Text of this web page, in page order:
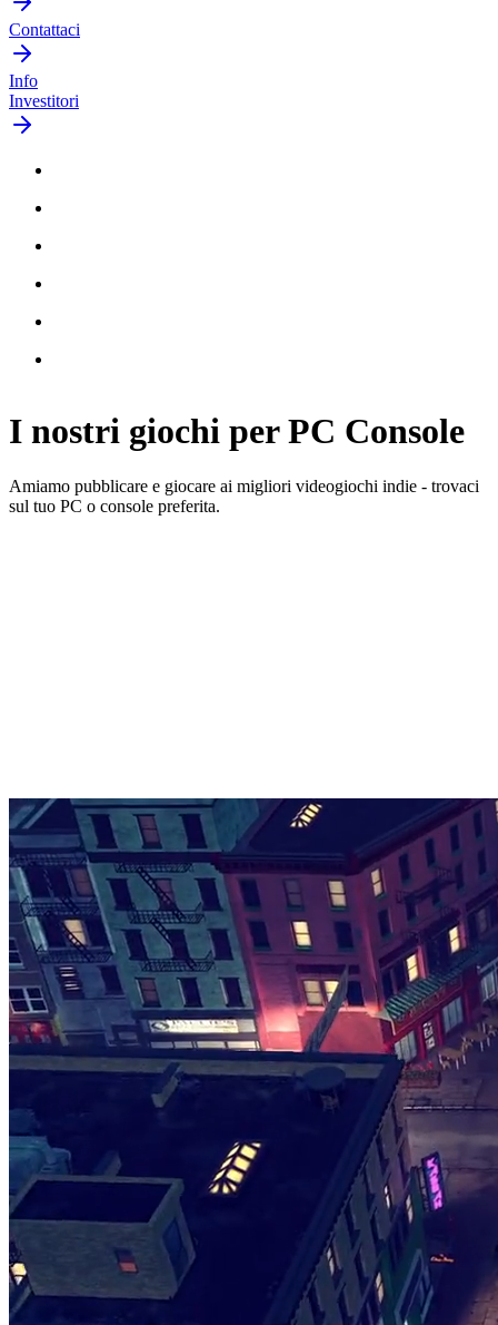
Contattaci
Info
Investitori
I nostri giochi perPC Console
Amiamo pubblicare e giocare ai migliori videogiochi indie - trovaci
sul tuo PC o console preferita.